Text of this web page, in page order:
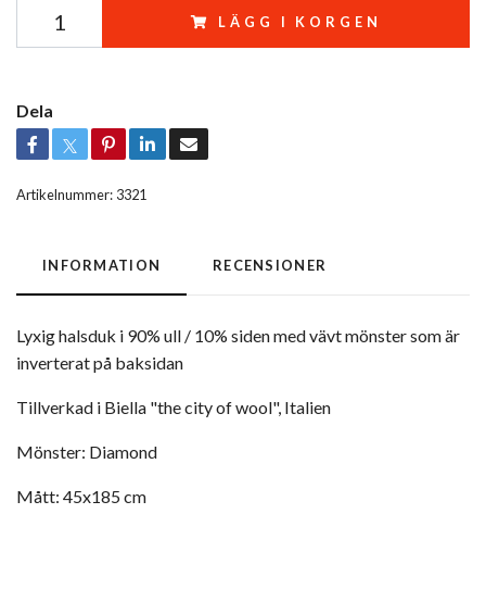
LÄGG I KORGEN
Dela
Artikelnummer: 3321
INFORMATION RECENSIONER
Lyxig halsduk i 90% ull / 10% siden med vävt mönster som är
inverterat på baksidan
Tillverkad i Biella "the city of wool", Italien
Mönster: Diamond
Mått: 45x185 cm